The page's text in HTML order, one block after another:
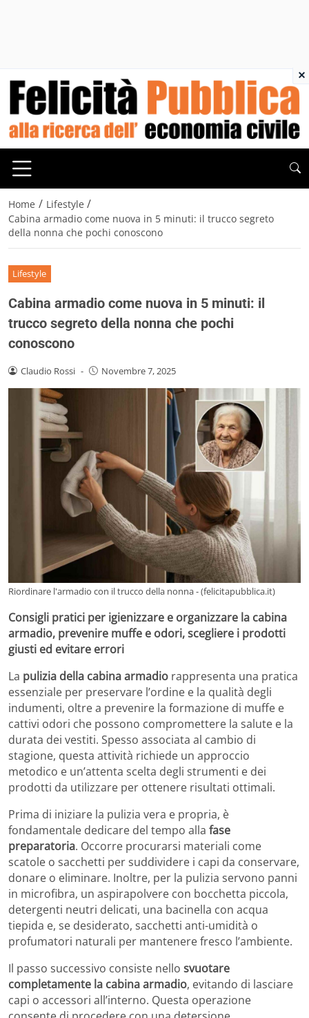
Home / Lifestyle /
Cabina armadio come nuova in 5 minuti: il trucco segreto
della nonna che pochi conoscono
Lifestyle
Cabina armadio come nuova in 5 minuti: il
trucco segreto della nonna che pochi
conoscono
Claudio Rossi - Novembre 7, 2025
Riordinare l'armadio con il trucco della nonna - (felicitapubblica.it)
Consigli pratici per igienizzare e organizzare la cabina
armadio, prevenire muffe e odori, scegliere i prodotti
giusti ed evitare errori
La pulizia della cabina armadio rappresenta una pratica
essenziale per preservare l’ordine e la qualità degli
indumenti, oltre a prevenire la formazione di muffe e
cattivi odori che possono compromettere la salute e la
durata dei vestiti. Spesso associata al cambio di
stagione, questa attività richiede un approccio
metodico e un’attenta scelta degli strumenti e dei
prodotti da utilizzare per ottenere risultati ottimali.
Prima di iniziare la pulizia vera e propria, è
fondamentale dedicare del tempo alla fase
preparatoria. Occorre procurarsi materiali come
scatole o sacchetti per suddividere i capi da conservare,
donare o eliminare. Inoltre, per la pulizia servono panni
in microfibra, un aspirapolvere con bocchetta piccola,
detergenti neutri delicati, una bacinella con acqua
tiepida e, se desiderato, sacchetti anti-umidità o
profumatori naturali per mantenere fresco l’ambiente.
Il passo successivo consiste nello svuotare
completamente la cabina armadio, evitando di lasciare
capi o accessori all’interno. Questa operazione
×